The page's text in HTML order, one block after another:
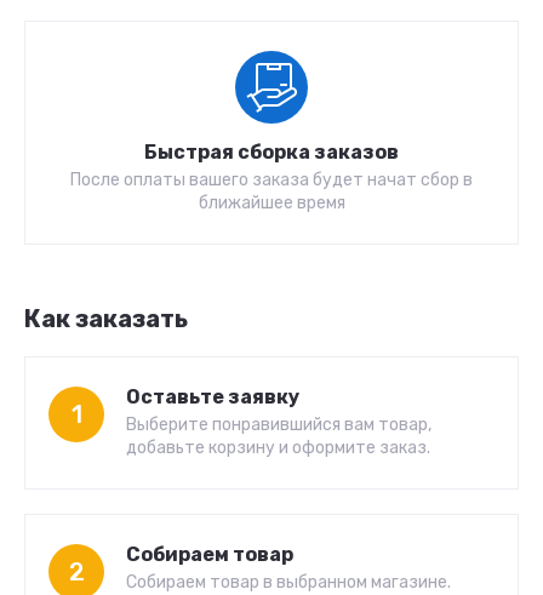
Быстрая сборка заказов
После оплаты вашего заказа будет начат сбор в
ближайшее время
Как заказать
1
Оставьте заявку
Выберите понравившийся вам товар,
добавьте корзину и оформите заказ.
2
Собираем товар
Собираем товар в выбранном магазине.